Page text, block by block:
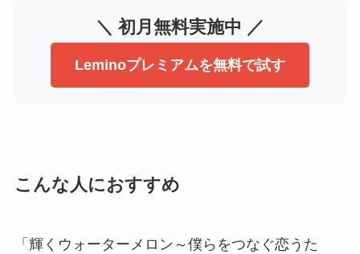
＼ 初月無料実施中 ／
Leminoプレミアムを無料で試す
こんな人におすすめ
「輝くウォーターメロン～僕らをつなぐ恋うた